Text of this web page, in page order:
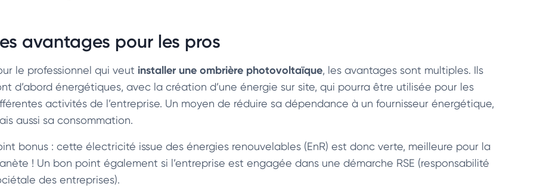
avantages pour les pros
le professionnel qui veut installer une ombrière photovoltaïque, les avantages sont multiples. Ils
d’abord énergétiques, avec la création d’une énergie sur site, qui pourra être utilisée pour les
activités de l’entreprise. Un moyen de réduire sa dépendance à un fournisseur énergétique,
aussi sa consommation.
bonus : cette électricité issue des énergies renouvelables (EnR) est donc verte, meilleure pour la
! Un bon point également si l’entreprise est engagée dans une démarche RSE (responsabilité
des entreprises).